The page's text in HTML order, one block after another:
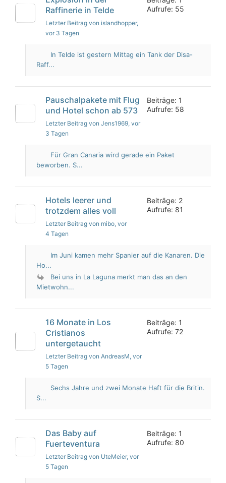
Raffinerie in Telde
Letzter Beitrag von islandhopper,
vor 3 Tagen
Aufrufe: 55
In Telde ist gestern Mittag ein Tank der Disa-
Raff...
Pauschalpakete mit Flug
und Hotel schon ab 573
Letzter Beitrag von Jens1969, vor
3 Tagen
Beiträge: 1
Aufrufe: 58
Für Gran Canaria wird gerade ein Paket
beworben. S...
Hotels leerer und
trotzdem alles voll
Letzter Beitrag von mibo, vor
4 Tagen
Beiträge: 2
Aufrufe: 81
Im Juni kamen mehr Spanier auf die Kanaren. Die
Ho...
Bei uns in La Laguna merkt man das an den
Mietwohn...
16 Monate in Los
Cristianos
untergetaucht
Letzter Beitrag von AndreasM, vor
5 Tagen
Beiträge: 1
Aufrufe: 72
Sechs Jahre und zwei Monate Haft für die Britin.
S...
Das Baby auf
Fuerteventura
Letzter Beitrag von UteMeier, vor
5 Tagen
Beiträge: 1
Aufrufe: 80